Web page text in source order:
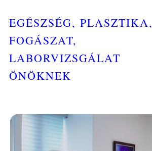
EGÉSZSÉG, PLASZTIKA,
FOGÁSZAT,
LABORVIZSGÁLAT
ÖNÖKNEK